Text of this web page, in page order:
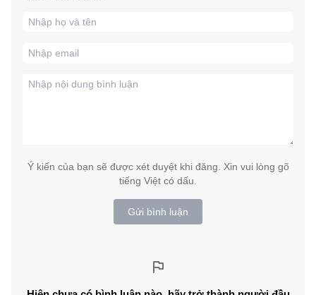
Ý kiến của bạn sẽ được xét duyệt khi đăng. Xin vui lòng gõ
tiếng Việt có dấu.
Gửi bình luận